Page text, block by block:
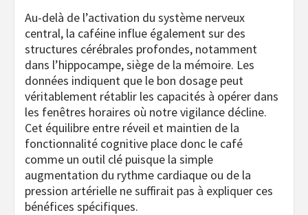
Au-delà de l’activation du système nerveux
central, la caféine influe également sur des
structures cérébrales profondes, notamment
dans l’hippocampe, siège de la mémoire. Les
données indiquent que le bon dosage peut
véritablement rétablir les capacités à opérer dans
les fenêtres horaires où notre vigilance décline.
Cet équilibre entre réveil et maintien de la
fonctionnalité cognitive place donc le café
comme un outil clé puisque la simple
augmentation du rythme cardiaque ou de la
pression artérielle ne suffirait pas à expliquer ces
bénéfices spécifiques.